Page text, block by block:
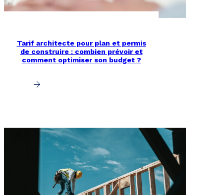
Tarif architecte pour plan et permis
de construire : combien prévoir et
comment optimiser son budget ?